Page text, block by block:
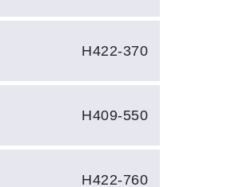
H422-370
H409-550
H422-760